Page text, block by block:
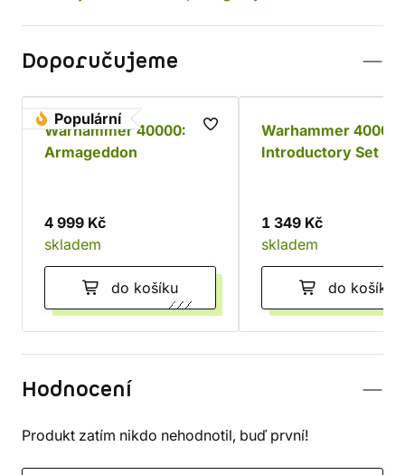
Doporučujeme
Populární
Warhammer 40000:
Armageddon
4 999 Kč
skladem
do košíku
Warhammer 40000:
Introductory Set
1 349 Kč
skladem
do košíku
Hodnocení
Produkt zatím nikdo nehodnotil, buď první!